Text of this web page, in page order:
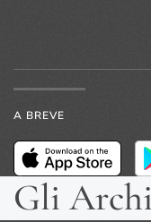
A BREVE
Gli